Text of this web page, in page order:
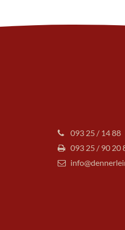
093 25 / 14 88
093 25 / 90 20